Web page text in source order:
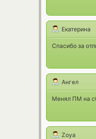
Екатерина
Спасибо за
Ангел
Менял ПМ на
Zoya